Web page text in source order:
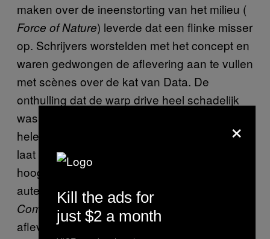
maken over de ineenstorting van het milieu (
Force of Nature) leverde dat een flinke misser
op. Schrijvers worstelden met het concept en
waren gedwongen de aflevering aan te vullen
met scènes over de kat van Data. De
onthulling dat de warp drive heel schadelijk
was voor de ruimte – de metafoor waar de
hele aflevering over ging – kwam pas heel
laat in de aflevering. “Het is niet bepaald
hoogstaand drama,” zei Larry Nemecek, de
auteur vanStar Trek: The Next Generation
Companion . “Het is verre van de beste
aflevering.” Zelfs de makers waren
×
Kill the ads for
just $2 a month